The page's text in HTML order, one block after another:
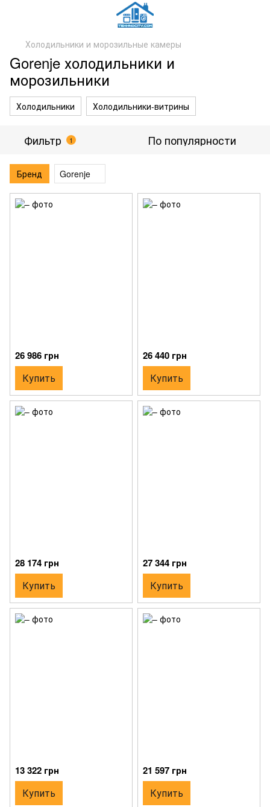
Холодильники и морозильные камеры
Gorenje холодильники и
морозильники
Холодильники Холодильники-витрины
Фильтр 1 По популярности
Бренд Gorenje
26 986 грн
Купить
26 440 грн
Купить
28 174 грн
Купить
27 344 грн
Купить
13 322 грн
Купить
21 597 грн
Купить